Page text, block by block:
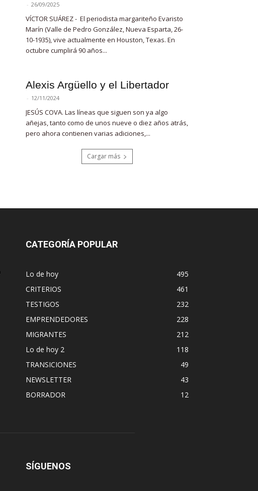
- 26/09/2025
VÍCTOR SUÁREZ - El periodista margariteño Evaristo
Marín (Valle de Pedro González, Nueva Esparta, 26-
10-1935), vive actualmente en Houston, Texas. En
octubre cumplirá 90 años...
Alexis Argüello y el Libertador
- 12/11/2024
JESÚS COVA. Las líneas que siguen son ya algo
añejas, tanto como de unos nueve o diez años atrás,
pero ahora contienen varias adiciones,...
Cargar más
CATEGORÍA POPULAR
Lo de hoy
495
CRITERIOS
461
TESTIGOS
232
EMPRENDEDORES
228
MIGRANTES
212
Lo de hoy 2
118
TRANSICIONES
49
NEWSLETTER
43
BORRADOR
12
SÍGUENOS